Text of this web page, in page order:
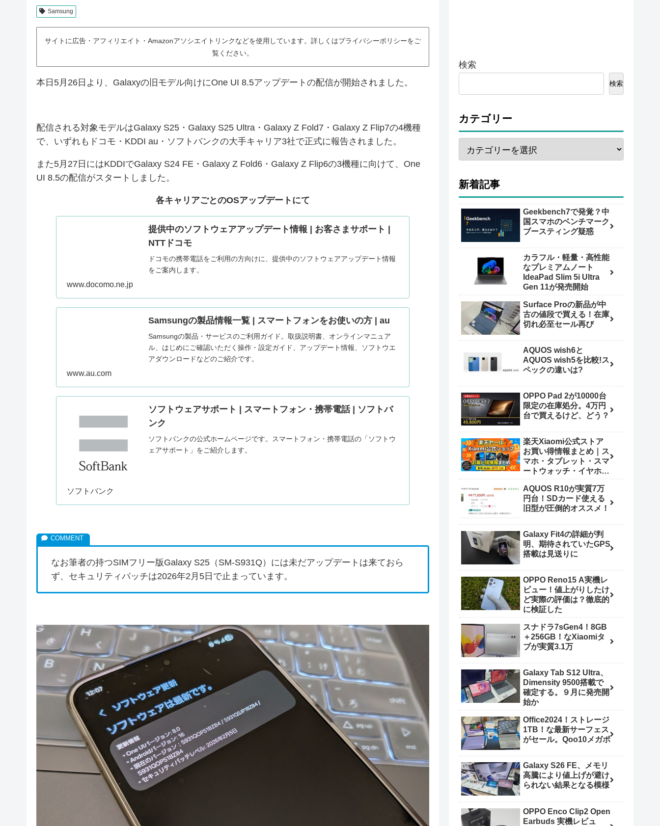
Samsung
サイトに広告・アフィリエイト・Amazonアソシエイトリンクなどを使用しています。詳しくはプライバシーポリシーをご
覧ください。
本日5月26日より、Galaxyの旧モデル向けにOne UI 8.5アップデートの配信が開始されました。
配信される対象モデルはGalaxy S25・Galaxy S25 Ultra・Galaxy Z Fold7・Galaxy Z Flip7の4機種
で、いずれもドコモ・KDDI au・ソフトバンクの大手キャリア3社で正式に報告されました。
また5月27日にはKDDIでGalaxy S24 FE・Galaxy Z Fold6・Galaxy Z Flip6の3機種に向けて、One
UI 8.5の配信がスタートしました。
各キャリアごとのOSアップデートにて
提供中のソフトウェアアップデート情報 | お客さまサポート |
NTTドコモ
ドコモの携帯電話をご利用の方向けに、提供中のソフトウェアアップデート情報
をご案内します。
www.docomo.ne.jp
Samsungの製品情報一覧 | スマートフォンをお使いの方 | au
Samsungの製品・サービスのご利用ガイド。取扱説明書、オンラインマニュア
ル、はじめにご確認いただく操作・設定ガイド、アップデート情報、ソフトウエ
アダウンロードなどのご紹介です。
www.au.com
ソフトウェアサポート | スマートフォン・携帯電話 | ソフトバ
ンク
ソフトバンクの公式ホームページです。スマートフォン・携帯電話の「ソフトウ
ェアサポート」をご紹介します。
ソフトバンク
なお筆者の持つSIMフリー版Galaxy S25（SM-S931Q）には未だアップデートは来ておら
ず、セキュリティパッチは2026年2月5日で止まっています。
検索
検索
カテゴリー
新着記事
Geekbench7で発覚？中
国スマホのベンチマーク
ブースティング疑惑
カラフル・軽量・高性能
なプレミアムノート
IdeaPad Slim 5i Ultra
Gen 11が発売開始
Surface Proの新品が中
古の値段で買える！在庫
切れ必至セール再び
AQUOS wish6と
AQUOS wish5を比較!ス
ペックの違いは?
OPPO Pad 2が10000台
限定の在庫処分。4万円
台で買えるけど、どう？
楽天Xiaomi公式ストア
お買い得情報まとめ｜ス
マホ・タブレット・スマ
ートウォッチ・イヤホン
1:59）
AQUOS R10が実質7万
円台！SDカード使える
旧型が圧倒的オススメ！
Galaxy Fit4の詳細が判
明、期待されていたGPS
搭載は見送りに
OPPO Reno15 A実機レ
ビュー！値上がりしたけ
ど実際の評価は？徹底的
に検証した
スナドラ7sGen4！8GB
＋256GB！なXiaomiタ
ブが実質3.1万
Galaxy Tab S12 Ultra、
Dimensity 9500搭載で
確定する。９月に発売開
始か
Office2024！ストレージ
1TB！な最新サーフェス
がセール。Qoo10メガポ
Galaxy S26 FE、メモリ
高騰により値上げが避け
られない結果となる模様
OPPO Enco Clip2 Open
Earbuds 実機レビュ